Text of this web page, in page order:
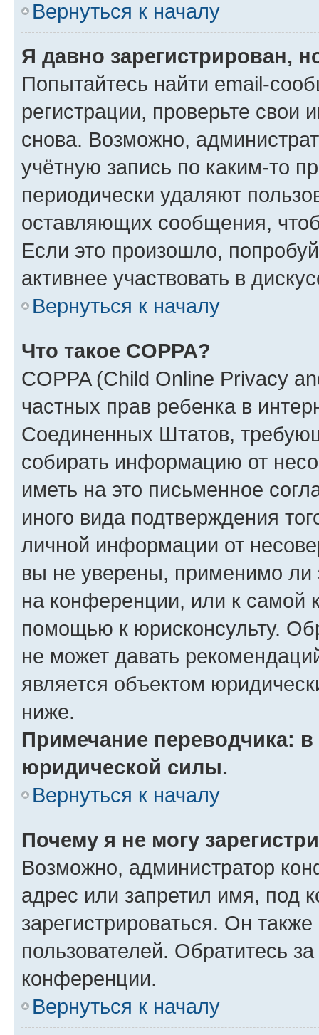
Вернуться к началу
Я давно зарегистрирован,
Попытайтесь найти email-
регистрации, проверьте свои
снова. Возможно,
учётную запись по каким-то
периодически удаляют
оставляющих сообщения,
Если это произошло,
активнее участвовать в
Вернуться к началу
Что такое COPPA?
COPPA (Child Online Privacy
частных прав ребенка в
Соединенных Штатов,
собирать информацию от
иметь на это письменное
иного вида подтверждения
личной информации от
вы не уверены, применимо ли
на конференции, или к самой
помощью к юрисконсульту.
не может давать
является объектом
ниже.
Примечание переводчика:
юридической силы.
Вернуться к началу
Почему я не могу
Возможно, администратор
адрес или запретил имя, под
зарегистрироваться. Он
пользователей. Обратитесь
конференции.
Вернуться к началу